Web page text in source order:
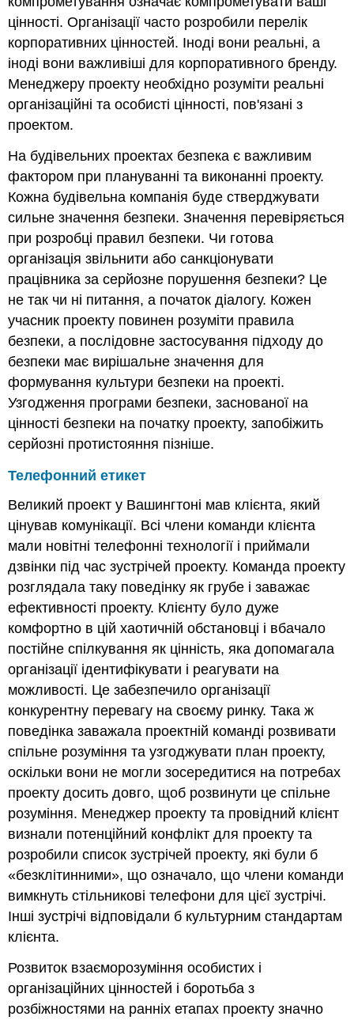
цінності. Організації часто розробили перелік
корпоративних цінностей. Іноді вони реальні, а
іноді вони важливіші для корпоративного бренду.
Менеджеру проекту необхідно розуміти реальні
організаційні та особисті цінності, пов'язані з
проектом.
На будівельних проектах безпека є важливим
фактором при плануванні та виконанні проекту.
Кожна будівельна компанія буде стверджувати
сильне значення безпеки. Значення перевіряється
при розробці правил безпеки. Чи готова
організація звільнити або санкціонувати
працівника за серйозне порушення безпеки? Це
не так чи ні питання, а початок діалогу. Кожен
учасник проекту повинен розуміти правила
безпеки, а послідовне застосування підходу до
безпеки має вирішальне значення для
формування культури безпеки на проекті.
Узгодження програми безпеки, заснованої на
цінності безпеки на початку проекту, запобіжить
серйозні протистояння пізніше.
Телефонний етикет
Великий проект у Вашингтоні мав клієнта, який
цінував комунікації. Всі члени команди клієнта
мали новітні телефонні технології і приймали
дзвінки під час зустрічей проекту. Команда проекту
розглядала таку поведінку як грубе і заважає
ефективності проекту. Клієнту було дуже
комфортно в цій хаотичній обстановці і вбачало
постійне спілкування як цінність, яка допомагала
організації ідентифікувати і реагувати на
можливості. Це забезпечило організації
конкурентну перевагу на своєму ринку. Така ж
поведінка заважала проектній команді розвивати
спільне розуміння та узгоджувати план проекту,
оскільки вони не могли зосередитися на потребах
проекту досить довго, щоб розвинути це спільне
розуміння. Менеджер проекту та провідний клієнт
визнали потенційний конфлікт для проекту та
розробили список зустрічей проекту, які були б
«безклітинними», що означало, що члени команди
вимкнуть стільникові телефони для цієї зустрічі.
Інші зустрічі відповідали б культурним стандартам
клієнта.
Розвиток взаєморозуміння особистих і
організаційних цінностей і боротьба з
розбіжностями на ранніх етапах проекту значно